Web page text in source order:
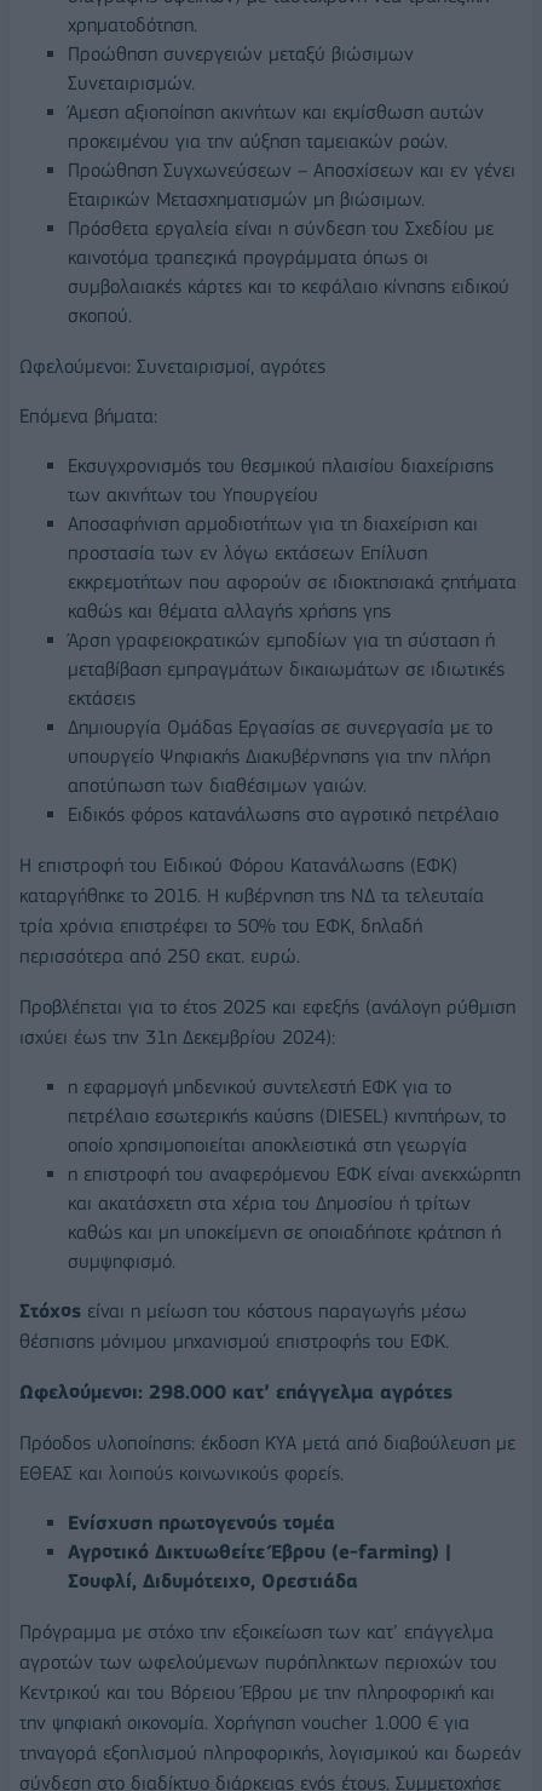
χρηματοδότηση.
Προώθηση συνεργειών μεταξύ βιώσιμων
Συνεταιρισμών.
Άμεση αξιοποίηση ακινήτων και εκμίσθωση αυτών
προκειμένου για την αύξηση ταμειακών ροών.
Προώθηση Συγχωνεύσεων – Αποσχίσεων και εν γένει
Εταιρικών Μετασχηματισμών μη βιώσιμων.
Πρόσθετα εργαλεία είναι η σύνδεση του Σχεδίου με
καινοτόμα τραπεζικά προγράμματα όπως οι
συμβολαιακές κάρτες και το κεφάλαιο κίνησης ειδικού
σκοπού.
Ωφελούμενοι: Συνεταιρισμοί, αγρότες
Επόμενα βήματα:
Εκσυγχρονισμός του θεσμικού πλαισίου διαχείρισης
των ακινήτων του Υπουργείου
Αποσαφήνιση αρμοδιοτήτων για τη διαχείριση και
προστασία των εν λόγω εκτάσεων Επίλυση
εκκρεμοτήτων που αφορούν σε ιδιοκτησιακά ζητήματα
καθώς και θέματα αλλαγής χρήσης γης
Άρση γραφειοκρατικών εμποδίων για τη σύσταση ή
µεταβίβαση εμπραγμάτων δικαιωμάτων σε ιδιωτικές
εκτάσεις
Δημιουργία Ομάδας Εργασίας σε συνεργασία με το
υπουργείο Ψηφιακής Διακυβέρνησης για την πλήρη
αποτύπωση των διαθέσιμων γαιών.
Ειδικός φόρος κατανάλωσης στο αγροτικό πετρέλαιο
Η επιστροφή του Ειδικού Φόρου Κατανάλωσης (ΕΦΚ)
καταργήθηκε το 2016. Η κυβέρνηση της ΝΔ τα τελευταία
τρία χρόνια επιστρέφει το 50% του ΕΦΚ, δηλαδή
περισσότερα από 250 εκατ. ευρώ.
Προβλέπεται για το έτος 2025 και εφεξής (ανάλογη ρύθμιση
ισχύει έως την 31η Δεκεμβρίου 2024):
η εφαρμογή μηδενικού συντελεστή ΕΦΚ για το
πετρέλαιο εσωτερικής καύσης (DIESEL) κινητήρων, το
οποίο χρησιμοποιείται αποκλειστικά στη γεωργία
η επιστροφή του αναφερόμενου ΕΦΚ είναι ανεκχώρητη
και ακατάσχετη στα χέρια του Δημοσίου ή τρίτων
καθώς και μη υποκείμενη σε οποιαδήποτε κράτηση ή
συμψηφισμό.
Στόχος είναι η μείωση του κόστους παραγωγής μέσω
θέσπισης μόνιμου μηχανισμού επιστροφής του ΕΦΚ.
Ωφελούμενοι: 298.000 κατ’ επάγγελμα αγρότες
Πρόοδος υλοποίησης: έκδοση ΚΥΑ μετά από διαβούλευση με
ΕΘΕΑΣ και λοιπούς κοινωνικούς φορείς.
Ενίσχυση πρωτογενούς τομέα
Αγροτικό Δικτυωθείτε Έβρου (e-farming) |
Σουφλί, Διδυμότειχο, Ορεστιάδα
Πρόγραμμα με στόχο την εξοικείωση των κατ’ επάγγελμα
αγροτών των ωφελούμενων πυρόπληκτων περιοχών του
Κεντρικού και του Βόρειου Έβρου με την πληροφορική και
την ψηφιακή οικονομία. Χορήγηση voucher 1.000 € για
τηναγορά εξοπλισμού πληροφορικής, λογισμικού και δωρεάν
σύνδεση στο διαδίκτυο διάρκειας ενός έτους. Συμμετοχήσε